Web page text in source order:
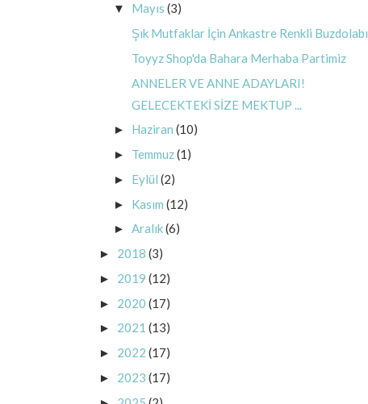
▼ Mayıs (3)
Şık Mutfaklar İçin Ankastre Renkli Buzdolabı
Toyyz Shop'da Bahara Merhaba Partimiz
ANNELER VE ANNE ADAYLARI!
GELECEKTEKİ SİZE MEKTUP ...
► Haziran (10)
► Temmuz(1)
► Eylül (2)
► Kasım (12)
► Aralık(6)
► 2018 (3)
► 2019 (12)
► 2020 (17)
► 2021 (13)
► 2022 (17)
► 2023 (17)